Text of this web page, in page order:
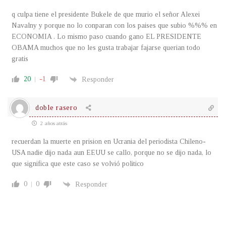
q culpa tiene el presidente Bukele de que murio el señor Alexei
Navalny y porque no lo conparan con los paises que subio %%% en
ECONOMIA . Lo mismo paso cuando gano EL PRESIDENTE
OBAMA muchos que no les gusta trabajar fajarse querian todo
gratis
20 -1 Responder
doble rasero
2 años atrás
recuerdan la muerte en prision en Ucrania del periodista Chileno-
USA nadie dijo nada aun EEUU se callo, porque no se dijo nada, lo
que significa que este caso se volvió politico
0 0 Responder